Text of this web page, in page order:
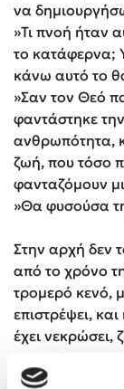
να
»Τι πνοή ήταν
το κατάφερνα;
κάνω αυτό το
»Σαν τον Θεό
φαντάστηκε
ανθρωπότητα,
ζωή, που τόσο
φανταζόμουν
»Θα φυσούσα
Στην αρχή δεν
από το χρόνο
τρομερό κενό,
επιστρέψει,
έχει νεκρώσει,